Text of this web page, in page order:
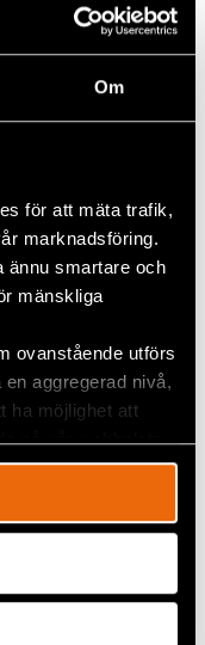
Om
för att mäta trafik,
marknadsföring.
ännu smartare och
mänskliga
ovanstående utförs
aggregerad nivå,
ha möjlighet att
på vår webbplats.
ungdomarnas
kvinnan har rätt!
om jag inte
– vad
4.0)
det här under
på
ta tid,men det